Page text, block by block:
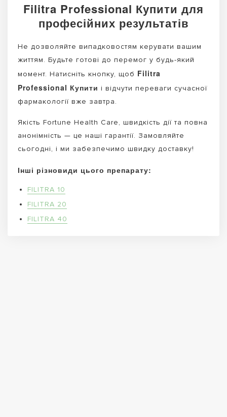
Filitra Professional Купити для
професійних результатів
Не дозволяйте випадковостям керувати вашим
життям. Будьте готові до перемог у будь-який
момент. Натисніть кнопку, щоб Filitra
Professional Купити і відчути переваги сучасної
фармакології вже завтра.
Якість Fortune Health Care, швидкість дії та повна
анонімність — це наші гарантії. Замовляйте
сьогодні, і ми забезпечимо швидку доставку!
Інші різновиди цього препарату:
FILITRA 10
FILITRA 20
FILITRA 40